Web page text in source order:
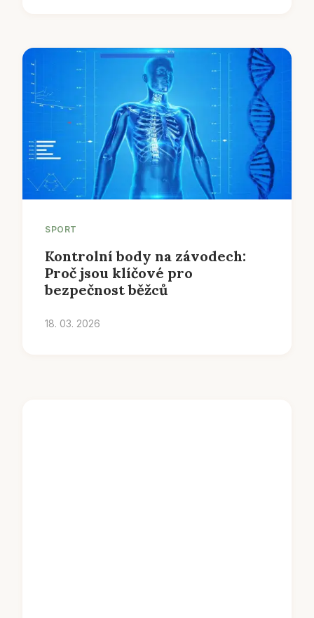
SPORT
Kontrolní body na závodech:
Proč jsou klíčové pro
bezpečnost běžců
18. 03. 2026